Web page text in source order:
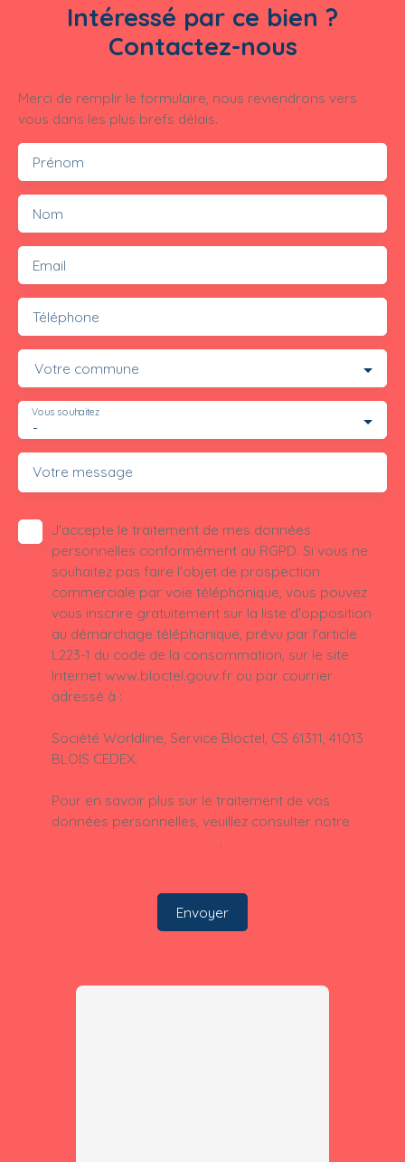
Intéressé par ce bien ?
Contactez-nous
Merci de remplir le formulaire, nous reviendrons vers
vous dans les plus brefs délais.
Prénom
Nom
Email
Téléphone
Votre commune
-
Vous souhaitez
Votre message
J'accepte le traitement de mes données
personnelles conformément au RGPD. Si vous ne
souhaitez pas faire l'objet de prospection
commerciale par voie téléphonique, vous pouvez
vous inscrire gratuitement sur la liste d'opposition
au démarchage téléphonique, prévu par l'article
L223-1 du code de la consommation, sur le site
Internet www.bloctel.gouv.fr ou par courrier
adressé à :
Société Worldline, Service Bloctel, CS 61311, 41013
BLOIS CEDEX.
Pour en savoir plus sur le traitement de vos
données personnelles, veuillez consulter notre
.
Envoyer